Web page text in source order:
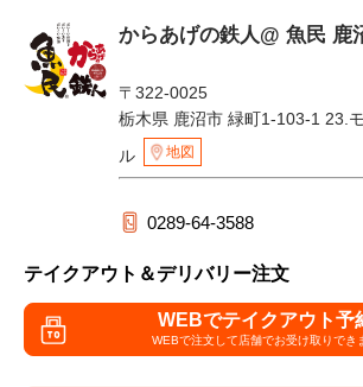
からあげの鉄人@ 魚民 鹿
〒322-0025
栃木県 鹿沼市 緑町1-103-1 23.
ル
地図
0289-64-3588
テイクアウト＆デリバリー注文
WEBでテイクアウト予
WEBで注文して店舗でお受け取りでき